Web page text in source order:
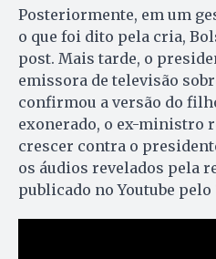
Posteriormente, em um
o que foi dito pela cria,
post. Mais tarde, o
emissora de televisão
confirmou a versão do
exonerado, o ex-ministro
crescer contra o
os áudios revelados pela
publicado no Youtube pelo